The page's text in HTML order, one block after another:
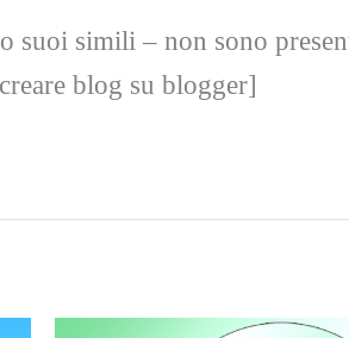
simili – non sono
blog su blogger]